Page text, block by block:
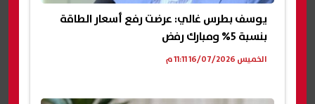
يوسف بطرس غالي: عرضت رفع أسعار الطاقة
بنسبة 5% ومبارك رفض
الخميس 16/07/2026 11:11 م